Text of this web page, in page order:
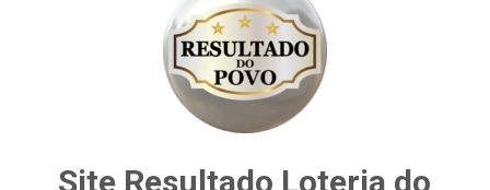
Site Resultado Loteria do